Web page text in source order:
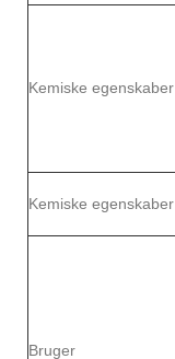
Kemiske egenskaber
Kemiske egenskaber
Bruger